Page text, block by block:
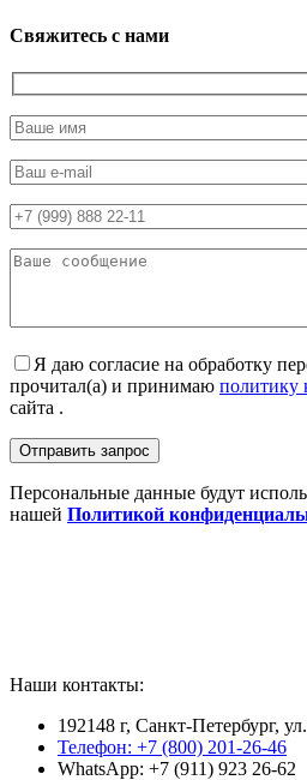
Свяжитесь с нами
Я даю согласие на обработку
прочитал(а) и принимаю политику
сайта .
Персональные данные будут
нашей Политикой
Наши контакты:
192148 г, Санкт-Петербург,
Телефон: +7 (800) 201-26-46
WhatsApp: +7 (911) 923 26-62